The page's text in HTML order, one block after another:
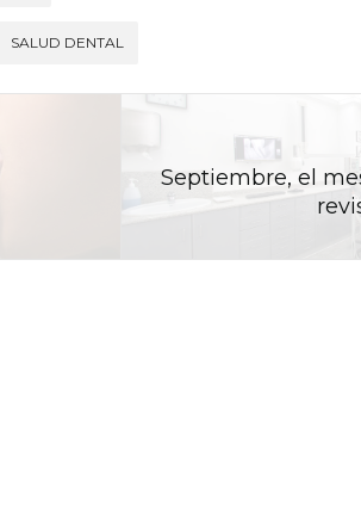
SALUD DENTAL
Septiembre, el